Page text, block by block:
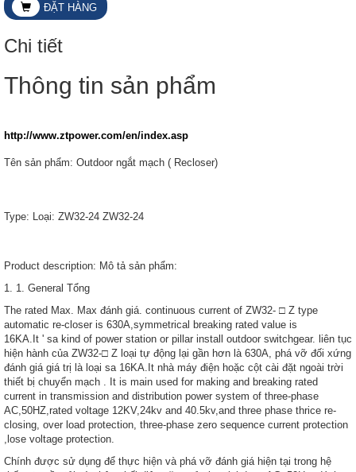
ĐẶT HÀNG
Chi tiết
Thông tin sản phẩm
http://www.ztpower.com/en/index.asp
Tên sản phẩm: Outdoor ngắt mạch ( Recloser)
Type: Loại: ZW32-24 ZW32-24
Product description: Mô tả sản phẩm:
1. 1. General Tổng
The rated Max. Max đánh giá. continuous current of ZW32- □ Z type
automatic re-closer is 630A,symmetrical breaking rated value is
16KA.It ' sa kind of power station or pillar install outdoor switchgear. liên tục
hiện hành của ZW32-□ Z loại tự động lại gần hơn là 630A, phá vỡ đối xứng
đánh giá giá trị là loại sa 16KA.It nhà máy điện hoặc cột cài đặt ngoài trời
thiết bị chuyển mạch . It is main used for making and breaking rated
current in transmission and distribution power system of three-phase
AC,50HZ,rated voltage 12KV,24kv and 40.5kv,and three phase thrice re-
closing, over load protection, three-phase zero sequence current protection
,lose voltage protection.
Chính được sử dụng để thực hiện và phá vỡ đánh giá hiện tại trong hệ